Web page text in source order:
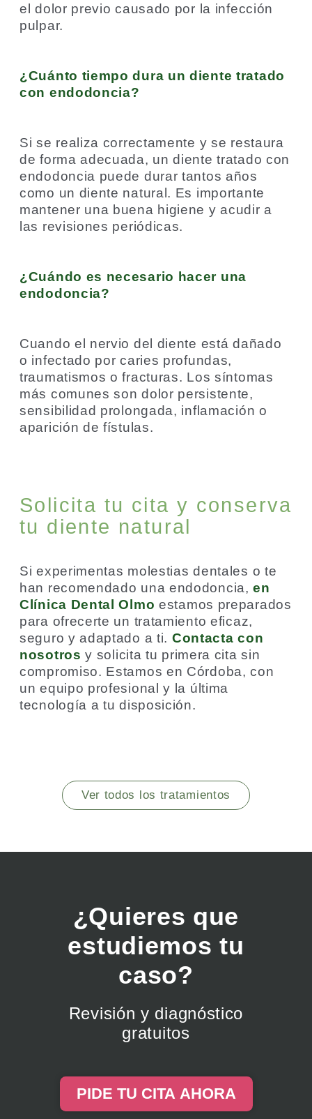
el dolor previo causado por la infección
pulpar.
¿Cuánto tiempo dura un diente tratado
con endodoncia?
Si se realiza correctamente y se restaura
de forma adecuada, un diente tratado con
endodoncia puede durar tantos años
como un diente natural. Es importante
mantener una buena higiene y acudir a
las revisiones periódicas.
¿Cuándo es necesario hacer una
endodoncia?
Cuando el nervio del diente está dañado
o infectado por caries profundas,
traumatismos o fracturas. Los síntomas
más comunes son dolor persistente,
sensibilidad prolongada, inflamación o
aparición de fístulas.
Solicita tu cita y conserva
tu diente natural
Si experimentas molestias dentales o te
han recomendado una endodoncia,en
Clínica Dental Olmo estamos preparados
para ofrecerte un tratamiento eficaz,
seguro y adaptado a ti. Contacta con
nosotros y solicita tu primera cita sin
compromiso. Estamos en Córdoba, con
un equipo profesional y la última
tecnología a tu disposición.
Ver todos los tratamientos
¿Quieres que
estudiemos tu
caso?
Revisión y diagnóstico
gratuitos
PIDE TU CITA AHORA